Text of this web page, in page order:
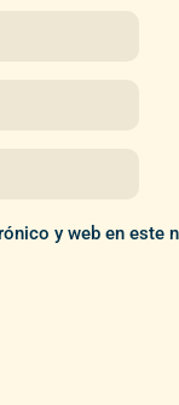
y web en este